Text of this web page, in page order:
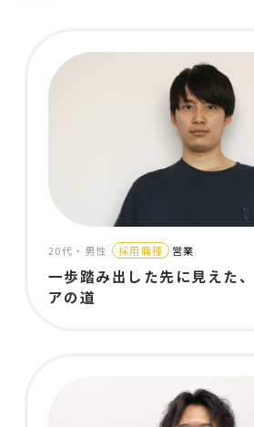
20代・男性 採用職種 営業
一歩踏み出した先に見えた
アの道